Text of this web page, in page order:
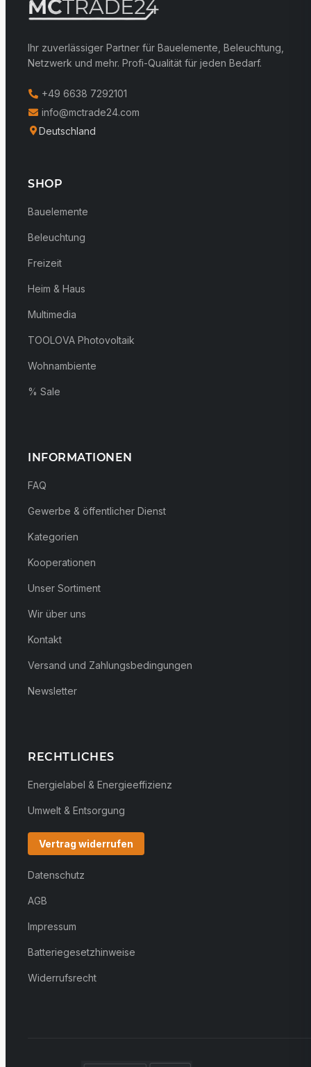
Ihr zuverlässiger Partner für Bauelemente, Beleuchtung,
Netzwerk und mehr. Profi-Qualität für jeden Bedarf.
+49 6638 7292101
info@mctrade24.com
Deutschland
SHOP
Bauelemente
Beleuchtung
Freizeit
Heim & Haus
Multimedia
TOOLOVA Photovoltaik
Wohnambiente
% Sale
INFORMATIONEN
FAQ
Gewerbe & öffentlicher Dienst
Kategorien
Kooperationen
Unser Sortiment
Wir über uns
Kontakt
Versand und Zahlungsbedingungen
Newsletter
RECHTLICHES
Energielabel & Energieeffizienz
Umwelt & Entsorgung
Vertrag widerrufen
Datenschutz
AGB
Impressum
Batteriegesetzhinweise
Widerrufsrecht